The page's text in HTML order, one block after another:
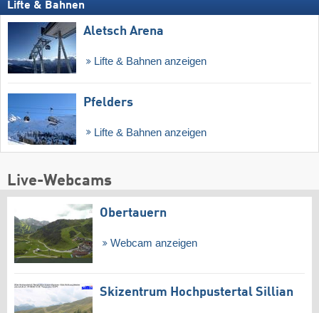
Lifte & Bahnen
Aletsch Arena
Lifte & Bahnen anzeigen
Pfelders
Lifte & Bahnen anzeigen
Live-Webcams
Obertauern
Webcam anzeigen
Skizentrum Hochpustertal Sillian